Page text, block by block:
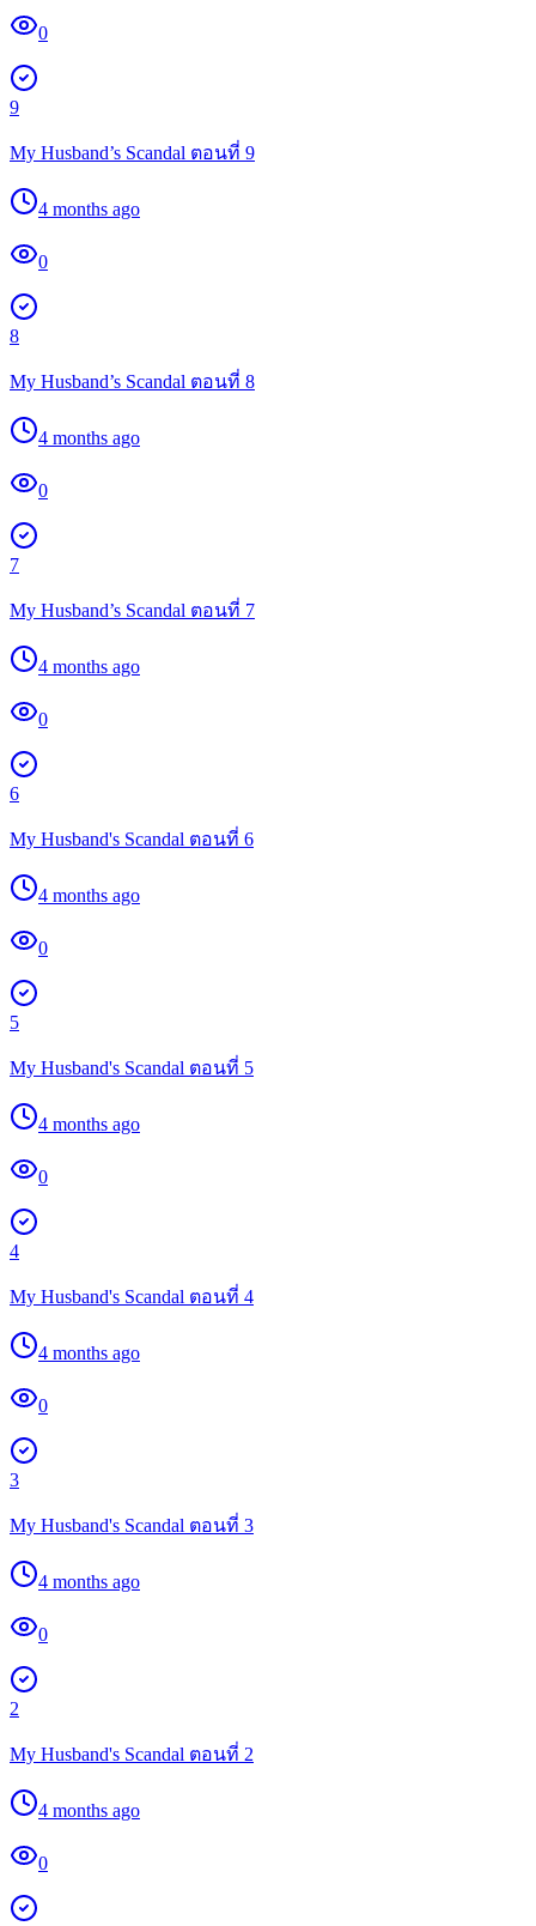
0
9
My Husband’s Scandal ตอนที่ 9
4 months ago
0
8
My Husband’s Scandal ตอนที่ 8
4 months ago
0
7
My Husband’s Scandal ตอนที่ 7
4 months ago
0
6
My Husband's Scandal ตอนที่ 6
4 months ago
0
5
My Husband's Scandal ตอนที่ 5
4 months ago
0
4
My Husband's Scandal ตอนที่ 4
4 months ago
0
3
My Husband's Scandal ตอนที่ 3
4 months ago
0
2
My Husband's Scandal ตอนที่ 2
4 months ago
0